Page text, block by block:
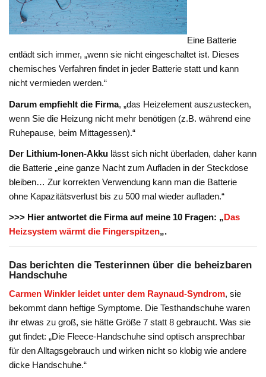
Eine Batterie
entlädt sich immer, „wenn sie nicht eingeschaltet ist. Dieses
chemisches Verfahren findet in jeder Batterie statt und kann
nicht vermieden werden.“
Darum empfiehlt die Firma, „das Heizelement auszustecken,
wenn Sie die Heizung nicht mehr benötigen (z.B. während eine
Ruhepause, beim Mittagessen).“
Der Lithium-Ionen-Akku lässt sich nicht überladen, daher kann
die Batterie „eine ganze Nacht zum Aufladen in der Steckdose
bleiben… Zur korrekten Verwendung kann man die Batterie
ohne Kapazitätsverlust bis zu 500 mal wieder aufladen.“
>>> Hier antwortet die Firma auf meine 10 Fragen: „Das
Heizsystem wärmt die Fingerspitzen„.
Das berichten die Testerinnen über die beheizbaren
Handschuhe
Carmen Winkler leidet unter dem Raynaud-Syndrom, sie
bekommt dann heftige Symptome. Die Testhandschuhe waren
ihr etwas zu groß, sie hätte Größe 7 statt 8 gebraucht. Was sie
gut findet: „Die Fleece-Handschuhe sind optisch ansprechbar
für den Alltagsgebrauch und wirken nicht so klobig wie andere
dicke Handschuhe.“